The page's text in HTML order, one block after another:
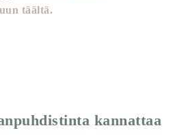
täältä.
kannattaa